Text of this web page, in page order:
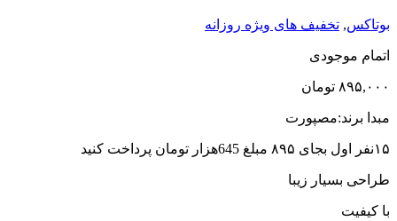
بوتاکس, تخفیف های ویژه روزانه
اتمام موجودی
۸۹۵,۰۰۰ تومان
مبدا برند:مصپورت
١۵نفر اول بجای ٨٩۵ مبلغ 645هزار تومان پرداخت کنید
طراحی بسیار زیبا
با کیفیت